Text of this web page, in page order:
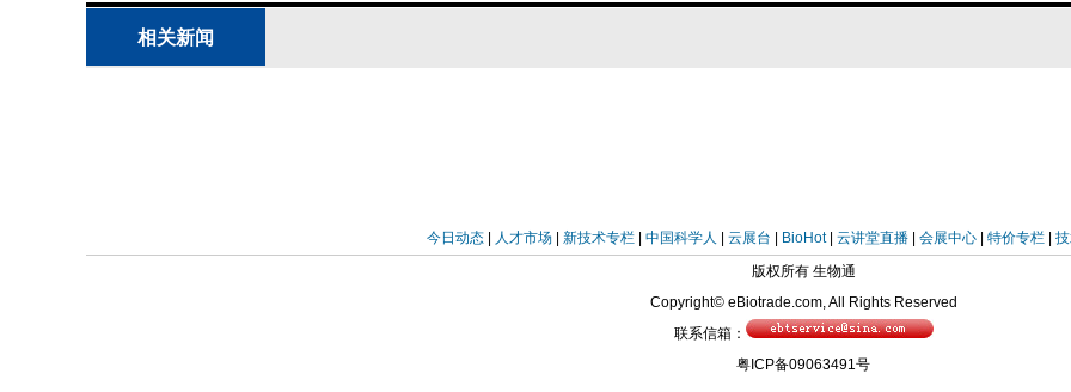
为钙质海绵生殖与发育的“原始文献”（含原创图表、描述、实验或报告），46篇为相关领域
的“综述”。自1990年以来发表的64篇原始文献中，除2篇外均以英语撰写。1826年至1920年
明显增长期。自I期至II期，多孔动物学文献量增长近四倍，III期至IV期增长两倍。文献记录
反映了科学期刊的整体指数级增长趋势，例如首篇关于钙质海绵发育的研究（1859年）发表
首本科学期刊问世（1665年）近两个世纪之后。从首次提及海绵卵（Grant, 1825）到公开
表钙质海绵幼虫描述（Lieberkühn, 1859）间隔近三十年，加之近期数据的积累，凸显了海
相关新闻
今日动态| 人才市场| 新技术专栏| 中国科学人 云展台 BioHot| 云讲堂直播| 会展中心| 特价专栏|
版权所有 生物通
Copyright© eBiotrade.com, All Rights Reserved
联系信箱：
粤ICP备09063491号